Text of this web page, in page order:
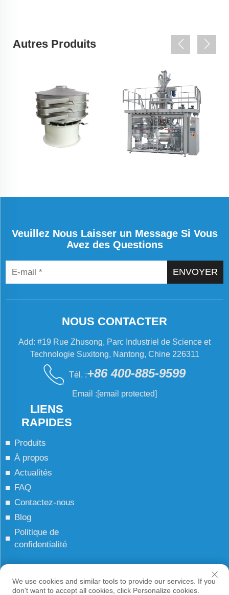
Autres Produits
Veuillez Nous Laisser un Message Si Vous
Avez des Questions
ENVOYER
LIENS
RAPIDES
Produits
À propos
Actualités
FAQ
Contactez-nous
Blog
Politique de
confidentialité
NOUS CONTACTER
Add: #19 Rue Zhusong, Parc Industriel de Science et
Technologie Suxitong, Nantong, Chine 226311
Tél. :+86 400-885-9599
Email :[email protected]
We use cookies and similar tools to provide our services. If you
don't want to accept all cookies, click Personalize cookies.